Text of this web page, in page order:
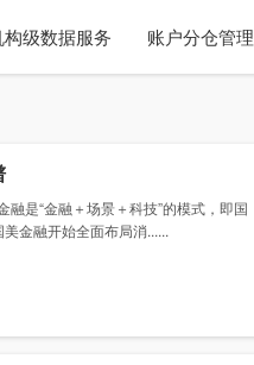
构级数据服务 账户分仓管理
是“金融＋场景＋科技”的模式，即国
金融开始全面布局消......